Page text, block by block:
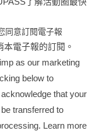
同意訂閱電子報
電子報的訂閱。
as our marketing
below to
that your
transferred to
Learn more